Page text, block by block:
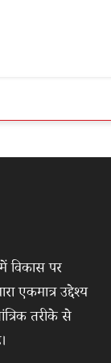
विकास पर
एकमात्र उद्देश्य
तरीके से